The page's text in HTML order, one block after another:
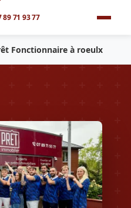
89 71 93 77
Fonctionnaire à roeulx